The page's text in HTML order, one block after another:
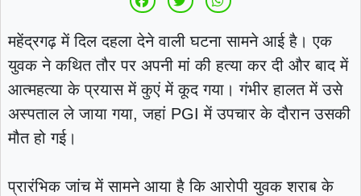
महेंद्रगढ़ में दिल दहला देने वाली घटना सामने आई है। एक
युवक ने कथित तौर पर अपनी मां की हत्या कर दी और बाद में
आत्महत्या के प्रयास में कुएं में कूद गया। गंभीर हालत में उसे
अस्पताल ले जाया गया, जहां PGI में उपचार के दौरान उसकी
मौत हो गई।
प्रारंभिक जांच में सामने आया है कि आरोपी युवक शराब के